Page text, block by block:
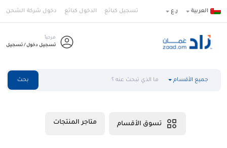
العربية ر.ع تسجيل كبائع الدخول كبائع دخول شركة الشحن
مرحباً
تسجيل دخول / تسجيل
جميع الأقسام بحث
تسوق الأقسام متاجر المنتجات